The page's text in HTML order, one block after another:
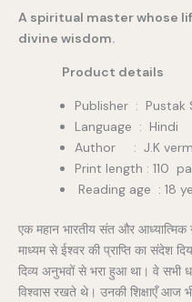
o
w
A spiritual master whose
divine wisdom.
Product details
Publisher ‏ :
Language : Hindi
Author : J.K
Print length : 110
Reading age : 18
एक महान भारतीय संत और
माध्यम से ईश्वर की प्राप्ति का संदेश
दिव्य अनुभवों से भरा हुआ था। वे सभी
विश्वास रखते थे। उनकी शिक्षाएँ आज